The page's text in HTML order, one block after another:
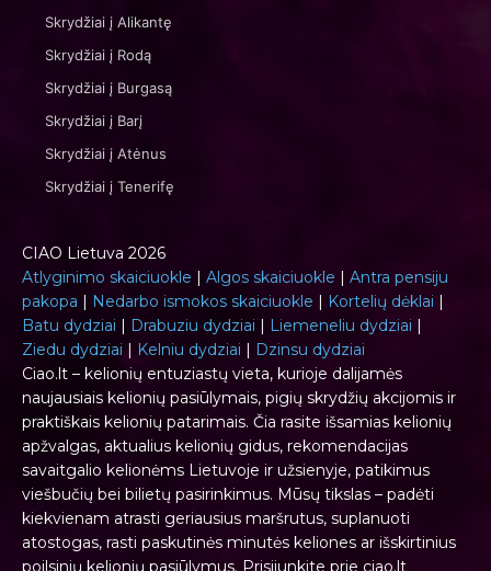
Skrydžiai į Alikantę
Skrydžiai į Rodą
Skrydžiai į Burgasą
Skrydžiai į Barį
Skrydžiai į Atėnus
Skrydžiai į Tenerifę
CIAO Lietuva 2026
Atlyginimo skaiciuokle | Algos skaiciuokle | Antra pensiju
pakopa | Nedarbo ismokos skaiciuokle | Kortelių dėklai |
Batu dydziai | Drabuziu dydziai | Liemeneliu dydziai |
Ziedu dydziai | Kelniu dydziai | Dzinsu dydziai
Ciao.lt – kelionių entuziastų vieta, kurioje dalijamės
naujausiais kelionių pasiūlymais, pigių skrydžių akcijomis ir
praktiškais kelionių patarimais. Čia rasite išsamias kelionių
apžvalgas, aktualius kelionių gidus, rekomendacijas
savaitgalio kelionėms Lietuvoje ir užsienyje, patikimus
viešbučių bei bilietų pasirinkimus. Mūsų tikslas – padėti
kiekvienam atrasti geriausius maršrutus, suplanuoti
atostogas, rasti paskutinės minutės keliones ar išskirtinius
poilsinių kelionių pasiūlymus. Prisijunkite prie ciao.lt